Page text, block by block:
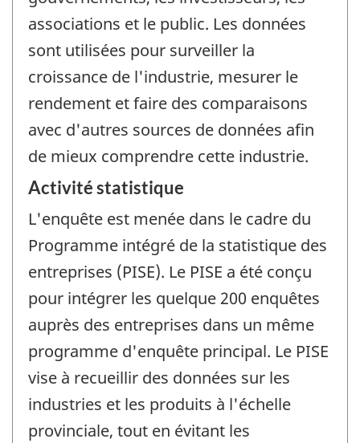
associations et le public. Les données
sont utilisées pour surveiller la
croissance de l'industrie, mesurer le
rendement et faire des comparaisons
avec d'autres sources de données afin
de mieux comprendre cette industrie.
Activité statistique
L'enquête est menée dans le cadre du
Programme intégré de la statistique des
entreprises (PISE). Le PISE a été conçu
pour intégrer les quelque 200 enquêtes
auprès des entreprises dans un même
programme d'enquête principal. Le PISE
vise à recueillir des données sur les
industries et les produits à l'échelle
provinciale, tout en évitant les